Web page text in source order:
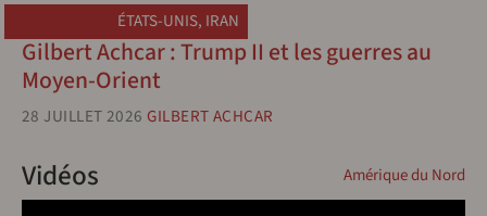
ÉTATS-UNIS, IRAN
Gilbert Achcar : Trump II et les guerres au
Moyen-Orient
28 JUILLET 2026 GILBERT ACHCAR
Amérique du Nord
Vidéos